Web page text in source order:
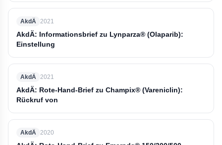
AkdÄ 2021
AkdÄ: Informationsbrief zu Lynparza® (Olaparib):
Einstellung
AkdÄ 2021
AkdÄ: Rote-Hand-Brief zu Champix® (Vareniclin):
Rückruf von
AkdÄ 2020